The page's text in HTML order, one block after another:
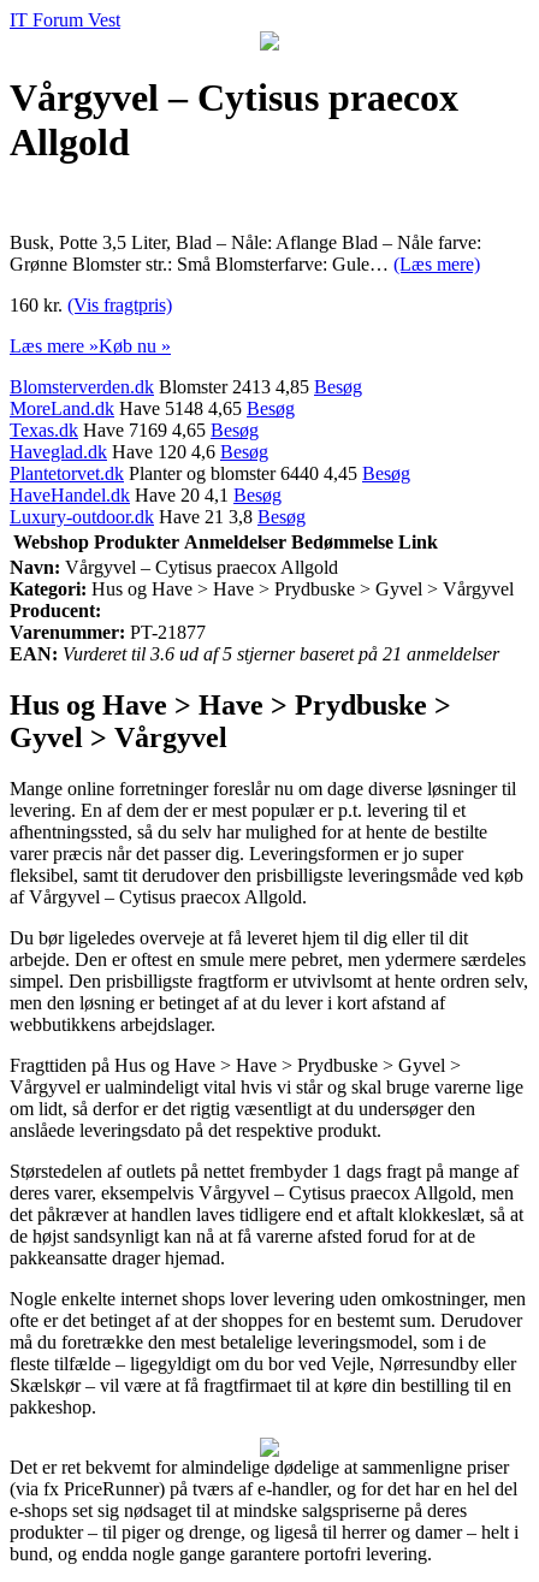
IT Forum Vest
Vårgyvel – Cytisus praecox
Allgold
Busk, Potte 3,5 Liter, Blad – Nåle: Aflange Blad – Nåle farve:
Grønne Blomster str.: Små Blomsterfarve: Gule… (Læs mere)
160 kr. (Vis fragtpris)
Læs mere »Køb nu »
Blomsterverden.dk Blomster 2413 4,85 Besøg
MoreLand.dk Have 5148 4,65 Besøg
Texas.dk Have 7169 4,65 Besøg
Haveglad.dk Have 120 4,6 Besøg
Plantetorvet.dk Planter og blomster 6440 4,45 Besøg
HaveHandel.dk Have 20 4,1 Besøg
Luxury-outdoor.dk Have 21 3,8 Besøg
Webshop Produkter Anmeldelser Bedømmelse Link
Navn: Vårgyvel – Cytisus praecox Allgold
Kategori: Hus og Have > Have > Prydbuske > Gyvel > Vårgyvel
Producent:
Varenummer: PT-21877
EAN: Vurderet til 3.6 ud af 5 stjerner baseret på 21 anmeldelser
Hus og Have > Have > Prydbuske >
Gyvel > Vårgyvel
Mange online forretninger foreslår nu om dage diverse løsninger til
levering. En af dem der er mest populær er p.t. levering til et
afhentningssted, så du selv har mulighed for at hente de bestilte
varer præcis når det passer dig. Leveringsformen er jo super
fleksibel, samt tit derudover den prisbilligste leveringsmåde ved køb
af Vårgyvel – Cytisus praecox Allgold.
Du bør ligeledes overveje at få leveret hjem til dig eller til dit
arbejde. Den er oftest en smule mere pebret, men ydermere særdeles
simpel. Den prisbilligste fragtform er utvivlsomt at hente ordren selv,
men den løsning er betinget af at du lever i kort afstand af
webbutikkens arbejdslager.
Fragttiden på Hus og Have > Have > Prydbuske > Gyvel >
Vårgyvel er ualmindeligt vital hvis vi står og skal bruge varerne lige
om lidt, så derfor er det rigtig væsentligt at du undersøger den
anslåede leveringsdato på det respektive produkt.
Størstedelen af outlets på nettet frembyder 1 dags fragt på mange af
deres varer, eksempelvis Vårgyvel – Cytisus praecox Allgold, men
det påkræver at handlen laves tidligere end et aftalt klokkeslæt, så at
de højst sandsynligt kan nå at få varerne afsted forud for at de
pakkeansatte drager hjemad.
Nogle enkelte internet shops lover levering uden omkostninger, men
ofte er det betinget af at der shoppes for en bestemt sum. Derudover
må du foretrække den mest betalelige leveringsmodel, som i de
fleste tilfælde – ligegyldigt om du bor ved Vejle, Nørresundby eller
Skælskør – vil være at få fragtfirmaet til at køre din bestilling til en
pakkeshop.
Det er ret bekvemt for almindelige dødelige at sammenligne priser
(via fx PriceRunner) på tværs af e-handler, og for det har en hel del
e-shops set sig nødsaget til at mindske salgspriserne på deres
produkter – til piger og drenge, og ligeså til herrer og damer – helt i
bund, og endda nogle gange garantere portofri levering.